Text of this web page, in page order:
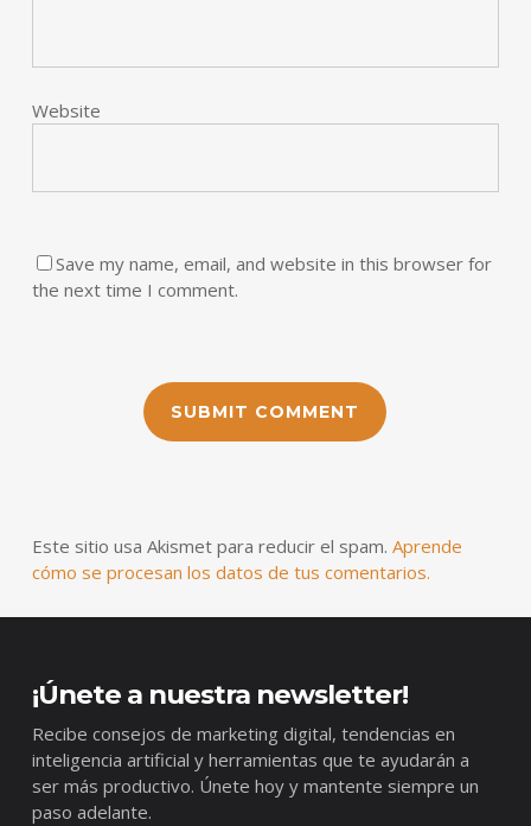
Website
Save my name, email, and website in this browser for
the next time I comment.
Este sitio usa Akismet para reducir el spam. Aprende
cómo se procesan los datos de tus comentarios.
¡Únete a nuestra newsletter!
Recibe consejos de marketing digital, tendencias en
inteligencia artificial y herramientas que te ayudarán a
ser más productivo. Únete hoy y mantente siempre un
paso adelante.